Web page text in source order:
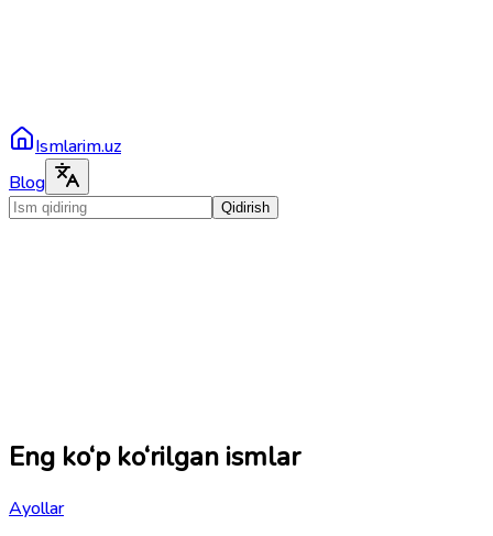
Ismlarim.uz
Blog
Qidirish
Eng ko‘p ko‘rilgan ismlar
Ayollar